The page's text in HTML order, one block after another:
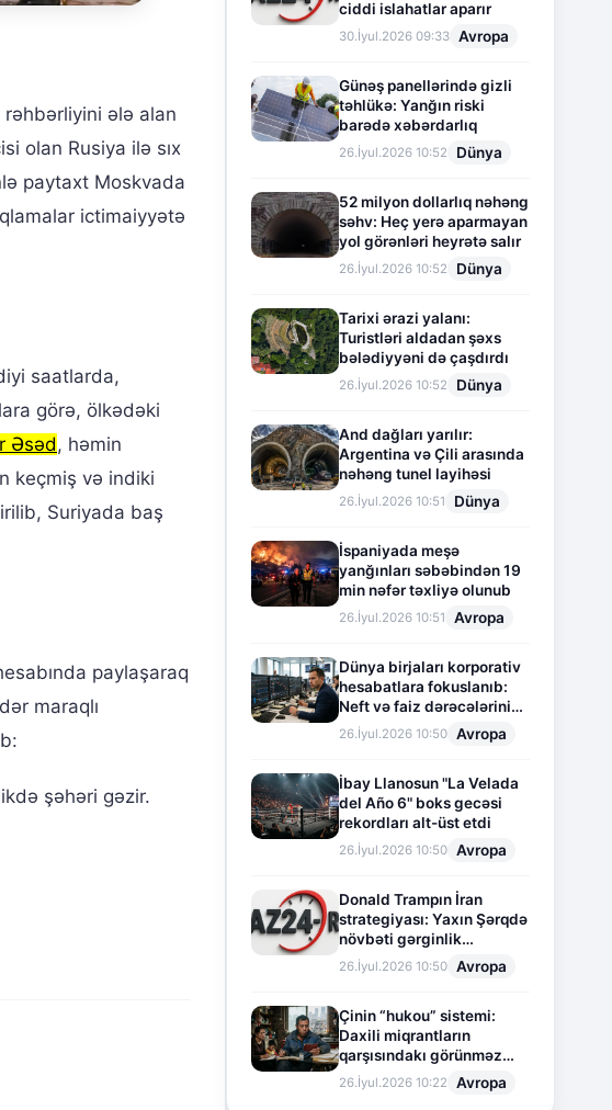
ələ alan
olan Rusiya ilə sıx
paytaxt Moskvada
ictimaiyyətə
saatlarda,
görə, ölkədəki
Əsəd, həmin
keçmiş və indiki
Suriyada baş
paylaşaraq
maraqlı
şəhəri gəzir.
ciddi islahatlar aparır
30.İyul.2026 09:33 Avropa
Günəş panellərində gizli
təhlükə: Yanğın riski
barədə xəbərdarlıq
26.İyul.2026 10:52 Dünya
52 milyon dollarlıq nəhəng
səhv: Heç yerə aparmayan
yol görənləri heyrətə salır
26.İyul.2026 10:52 Dünya
Tarixi ərazi yalanı:
Turistləri aldadan şəxs
bələdiyyəni də çaşdırdı
26.İyul.2026 10:52 Dünya
And dağları yarılır:
Argentina və Çili arasında
nəhəng tunel layihəsi
26.İyul.2026 10:51 Dünya
İspaniyada meşə
yanğınları səbəbindən 19
min nəfər təxliyə olunub
26.İyul.2026 10:51 Avropa
Dünya birjaları korporativ
hesabatlara fokuslanıb:
Neft və faiz dərəcələrinin
təsiri altında cari vəziyyət
26.İyul.2026 10:50 Avropa
İbay Llanosun "La Velada
del Año 6" boks gecəsi
rekordları alt-üst etdi
26.İyul.2026 10:50 Avropa
Donald Trampın İran
strategiyası: Yaxın Şərqdə
növbəti gərginlik
mərhələsi
26.İyul.2026 10:50 Avropa
Çinin “hukou” sistemi:
Daxili miqrantların
qarşısındakı görünməz
sədd
26.İyul.2026 10:22 Avropa